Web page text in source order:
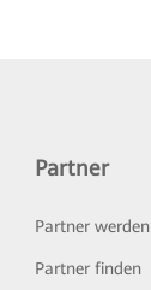
Partner
Partner werden
Partner finden